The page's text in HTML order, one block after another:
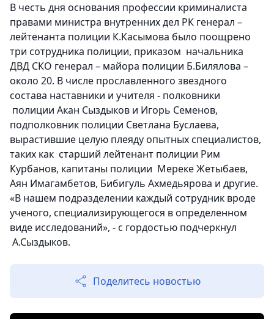
В честь дня основания профессии криминалиста
правами министра внутренних дел РК генерал –
лейтенанта полиции К.Касымова было поощрено
три сотрудника полиции, приказом начальника
ДВД СКО генерал – майора полиции Б.Билялова –
около 20. В числе прославленного звездного
состава наставники и учителя - полковники
полиции Акан Сыздыков и Игорь Семенов,
подполковник полиции Светлана Буслаева,
вырастившие целую плеяду опытных специалистов,
таких как старший лейтенант полиции Рим
Курбанов, капитаны полиции Мереке Жетыбаев,
Аян Имагамбетов, Бибигуль Ахмедьярова и другие.
«В нашем подразделении каждый сотрудник вроде
ученого, специализирующегося в определенном
виде исследований», - с гордостью подчеркнул
А.Сыздыков.
Поделитесь новостью